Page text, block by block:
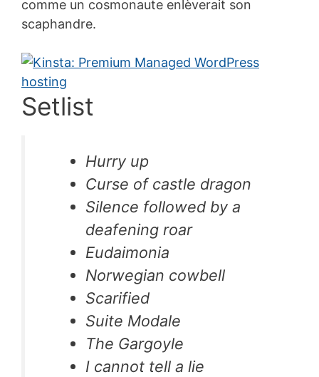
comme un cosmonaute enlèverait son
scaphandre.
Setlist
Hurry up
Curse of castle dragon
Silence followed by a
deafening roar
Eudaimonia
Norwegian cowbell
Scarified
Suite Modale
The Gargoyle
I cannot tell a lie